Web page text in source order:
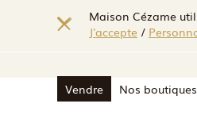
Maison Cézame
J'accepte /
Vendre Nos boutiques